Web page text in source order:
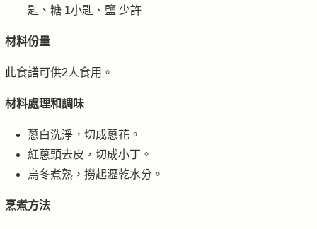
匙、糖 1小匙、鹽 少許
材料份量
此食譜可供2人食用。
材料處理和調味
蔥白洗淨，切成蔥花。
紅蔥頭去皮，切成小丁。
烏冬煮熟，撈起瀝乾水分。
烹煮方法